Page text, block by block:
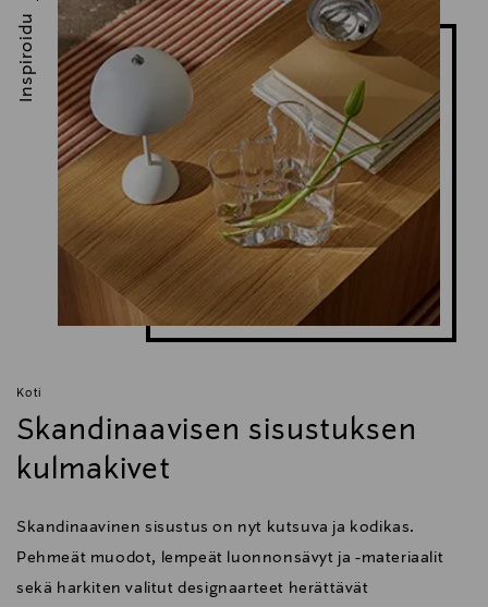
Koti
Skandinaavisen sisustuksen
kulmakivet
Skandinaavinen sisustus on nyt kutsuva ja kodikas.
Pehmeät muodot, lempeät luonnonsävyt ja -materiaalit
sekä harkiten valitut designaarteet herättävät
Inspiroidu